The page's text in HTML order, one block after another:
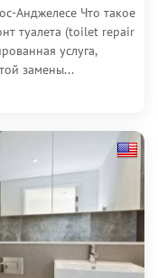
Анджелесе Что такое
туалета (toilet repair
услуга,
замены...